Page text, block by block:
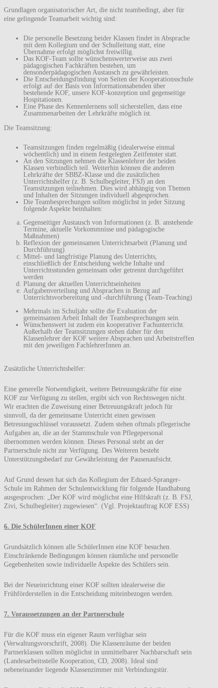
Grundlagen organisatorischer Art, die nicht teambedingt, aber für
eine gelingende Teamarbeit wichtig sind:
Die personelle Besetzung beider Klassen findet in Absprache
mit dem Kollegium und der Schulleitung statt, eine
Übernahme erfolgt möglichst freiwillig.
Das KOF-Team sollte wünschenswerterweise aus zwei
pädagogischen Fachkräften bestehen, um
densonderpädagogischen Austausch zu gewährleisten.
Die Entscheidungsfindung von Seiten der Kooperationsschule
erfolgt auf der Basis von Informationsabenden über
bestehende KOF, unsere KOF-konzeption und gegenseitige
Hospitationen.
Eine Phase des Kennenlernens soll sicherstellen, dass eine
Zusammenarbeiten der Lehrkräfte möglich ist.
Die Teamsitzung:
Teamsitzungen finden regelmäßig (idealerweise einmal
wöchentlich) und in einem festgelegten Zeitfenster statt.
An den Sitzungen nehmen die Klassenlehrer der beiden
Klassen verbindlich teil. Weiterhin können die anderen
Lehrkräfte der SBBZ-Klasse und die zusätzlichen
Unterrichtshelfer (z. B. Schulbegleiter, FSJ) an den
Teamsitzungen teilnehmen. Dies wird abhängig von Themen
und Inhalten der Sitzungen individuell abgesprochen.
Die Teambesprechungen sollten möglichst in jeder Sitzung
folgende Aspekte beinhalten:
Gegenseitiger Austausch von Informationen (z. B. anstehende
Termine, aktuelle Vorkommnisse und pädagogische
Maßnahmen)
Reflexion der gemeinsamen Unterrichtsarbeit (Planung und
Durchführung)
Mittel- und langfristige Planung des Unterrichts,
einschließlich der Entscheidung welche Inhalte und
Unterrichtsstunden gemeinsam oder getrennt durchgeführt
werden
Planung der aktuellen Unterrichtseinheiten
Aufgabenverteilung und Absprachen in Bezug auf
Unterrichtsvorbereitung und -durchführung (Team-Teaching)
Mehrmals im Schuljahr sollte die Evaluation der
gemeinsamen Arbeit Inhalt der Teambesprechungen sein.
Wünschenswert ist zudem ein kooperativer Fachunterricht.
Außerhalb der Teamsitzungen stehen daher für den
Klassenlehrer der KOF weitere Absprachen und Arbeitstreffen
mit den jeweiligen FachlehrerInnen an.
Zusätzliche Unterrichtshelfer:
Eine generelle Notwendigkeit, weitere Betreuungskräfte für eine
KOF zur Verfügung zu stellen, ergibt sich von Rechtswegen nicht.
Wir erachten die Zuweisung einer Betreuungskraft jedoch für
sinnvoll, da der gemeinsame Unterricht einen gewissen
Betreuungsschlüssel voraussetzt. Zudem stehen oftmals pflegerische
Aufgaben an, die an der Stammschule von Pflegepersonal
übernommen werden können. Dieses Personal steht an der
Partnerschule nicht zur Verfügung. Des Weiteren besteht
Unterstützungsbedarf zur Gewährleistung der Pausenaufsicht.
Auf Grund dessen hat sich das Kollegium der Eduard-Spranger-
Schule im Rahmen der Schulentwicklung für folgende Handhabung
ausgesprochen: „Der KOF wird möglichst eine Hilfskraft (z. B. FSJ,
Zivi, Schulbegleiter) zugewiesen“. (Vgl. Projektauftrag KOF ESS)
6. Die SchülerInnen einer KOF
Grundsätzlich können alle SchülerInnen eine KOF besuchen.
Einschränkende Bedingungen können räumliche und personelle
Gegebenheiten sowie individuelle Aspekte des Schülers sein.
Bei der Neueinrichtung einer KOF sollten idealerweise die
Frühförderstellen in die Entscheidung miteinbezogen werden.
7. Voraussetzungen an der Partnerschule
Für die KOF muss ein eigener Raum verfügbar sein
(Verwaltungsvorschrift, 2008). Die Klassenräume der beiden
Partnerklassen sollten möglichst in unmittelbarer Nachbarschaft sein
(Landesarbeitsstelle Kooperation, CD, 2008). Ideal sind
nebeneinander liegende Klassenzimmer mit Verbindungstür.